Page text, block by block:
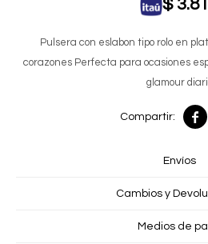
$
Pulsera con eslabon tipo rolo en
corazones Perfecta para ocasiones
glamour

Envíos
Cambios y
Medios de